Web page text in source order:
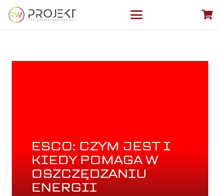
ESCO: CZYM JEST I
KIEDY POMAGA W
OSZCZĘDZANIU
ENERGII